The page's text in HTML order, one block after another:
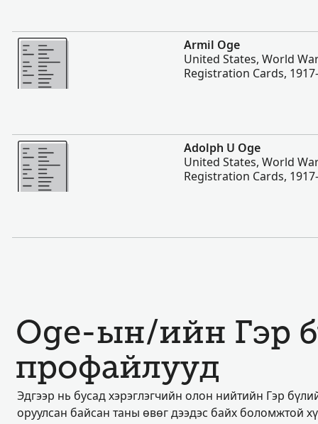
Нэмэх
Armil Oge
United States, World
Registration Cards,
Нэмэх
Adolph U Oge
United States, World
Registration Cards,
Oge-ын/ийн Гэр
профайлууд
Эдгээр нь бусад хэрэглэгчийн олон нийтийн Гэр
оруулсан байсан таны өвөг дээдэс байх боломжтой